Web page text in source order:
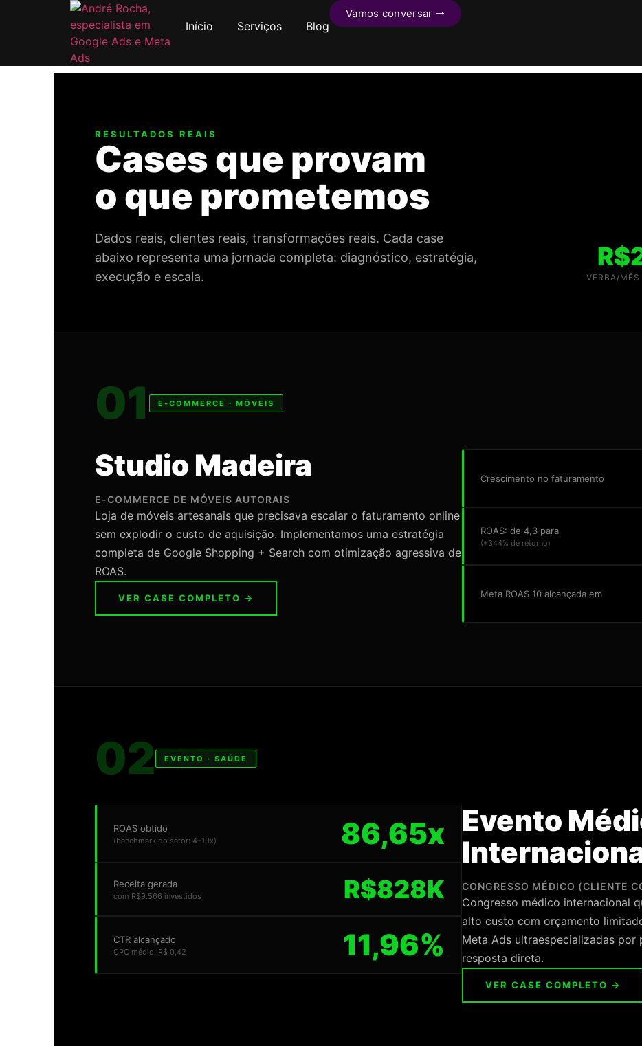
Início Serviços Blog
Vamos conversar 🠒
RESULTADOS REAIS
Cases que provam
o que prometemos
Dados reais, clientes reais, transformações reais. Cada case
abaixo representa uma jornada completa: diagnóstico, estratégia,
execução e escala.
VERBA/MÊS
01 E-COMMERCE · MÓVEIS
Studio Madeira
E-COMMERCE DE MÓVEIS AUTORAIS
Loja de móveis artesanais que precisava escalar o faturamento online
sem explodir o custo de aquisição. Implementamos uma estratégia
completa de Google Shopping + Search com otimização agressiva de
ROAS.
VER CASE COMPLETO →
Crescimento no faturamento
ROAS: de 4,3 para
(+344% de retorno)
Meta ROAS 10 alcançada em
02 EVENTO · SAÚDE
Evento
CONGRESSO MÉDICO (CLIENTE
Congresso médico internacional
alto custo com orçamento
Meta Ads ultraespecializadas
resposta direta.
VER CASE COMPLETO →
ROAS obtido
(benchmark do setor: 4–10x) 86,65x
Receita gerada
com R$9.566 investidos R$828K
CTR alcançado
CPC médio: R$ 0,42 11,96%